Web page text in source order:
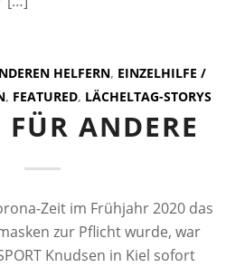
HELFERN, EINZELHILFE /
, FEATURED, LÄCHELTAG-STORYS
FÜR ANDERE
Zeit im Frühjahr 2020 das
zur Pflicht wurde, war
Knudsen in Kiel sofort